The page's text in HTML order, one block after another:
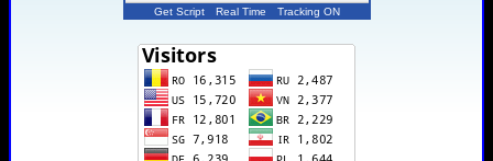
Get Script Real Time Tracking ON